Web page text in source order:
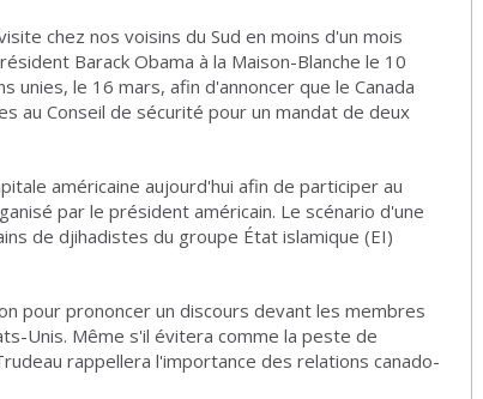
chez nos voisins du Sud en moins d'un mois
Barack Obama à la Maison-Blanche le 10
le 16 mars, afin d'annoncer que le Canada
au Conseil de sécurité pour un mandat de deux
américaine aujourd'hui afin de participer au
par le président américain. Le scénario d'une
de djihadistes du groupe État islamique (EI)
pour prononcer un discours devant les membres
Unis. Même s'il évitera comme la peste de
rappellera l'importance des relations canado-